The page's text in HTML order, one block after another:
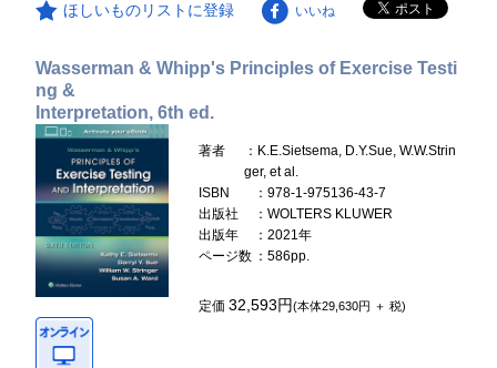
ほしいものリストに登録 いいね
Wasserman & Whipp's Principles of Exercise Testi
ng &
Interpretation, 6th ed.
著者
：K.E.Sietsema, D.Y.Sue, W.W.Strin
ger, et al.
ISBN
：978-1-975136-43-7
出版社
：WOLTERS KLUWER
出版年
：2021年
ページ数 ：586pp.
定価32,593円(本体29,630円 ＋ 税)